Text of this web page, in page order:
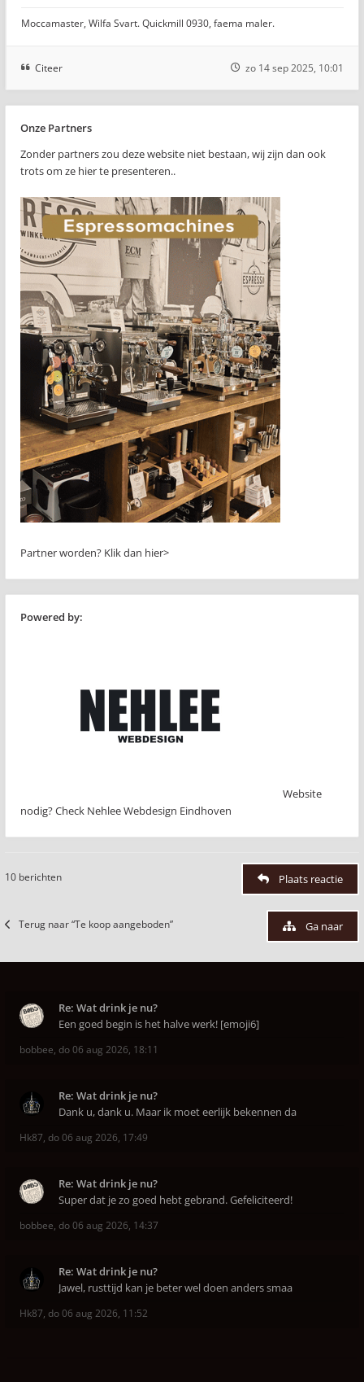
Moccamaster, Wilfa Svart. Quickmill 0930, faema maler.
Citeer zo 14 sep 2025, 10:01
Onze Partners
Zonder partners zou deze website niet bestaan, wij zijn dan ook
trots om ze hier te presenteren..
Partner worden? Klik dan hier>
Powered by:
Website
nodig? Check Nehlee Webdesign Eindhoven
10 berichten Plaats reactie
Terug naar “Te koop aangeboden” Ga naar
Re: Wat drink je nu?
Een goed begin is het halve werk! [emoji6]
bobbee, do 06 aug 2026, 18:11
Re: Wat drink je nu?
Dank u, dank u. Maar ik moet eerlijk bekennen da
Hk87, do 06 aug 2026, 17:49
Re: Wat drink je nu?
Super dat je zo goed hebt gebrand. Gefeliciteerd!
bobbee, do 06 aug 2026, 14:37
Re: Wat drink je nu?
Jawel, rusttijd kan je beter wel doen anders smaa
Hk87, do 06 aug 2026, 11:52